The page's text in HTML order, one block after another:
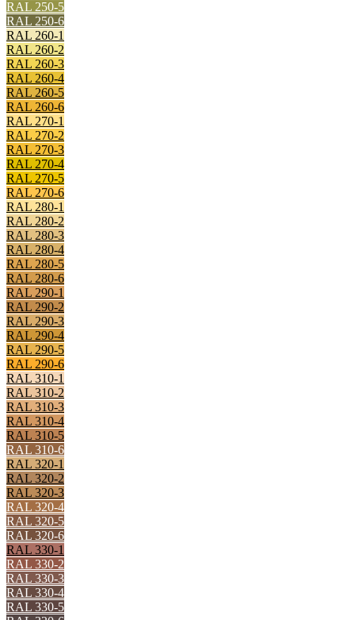
RAL 250-5
RAL 250-6
RAL 260-1
RAL 260-2
RAL 260-3
RAL 260-4
RAL 260-5
RAL 260-6
RAL 270-1
RAL 270-2
RAL 270-3
RAL 270-4
RAL 270-5
RAL 270-6
RAL 280-1
RAL 280-2
RAL 280-3
RAL 280-4
RAL 280-5
RAL 280-6
RAL 290-1
RAL 290-2
RAL 290-3
RAL 290-4
RAL 290-5
RAL 290-6
RAL 310-1
RAL 310-2
RAL 310-3
RAL 310-4
RAL 310-5
RAL 310-6
RAL 320-1
RAL 320-2
RAL 320-3
RAL 320-4
RAL 320-5
RAL 320-6
RAL 330-1
RAL 330-2
RAL 330-3
RAL 330-4
RAL 330-5